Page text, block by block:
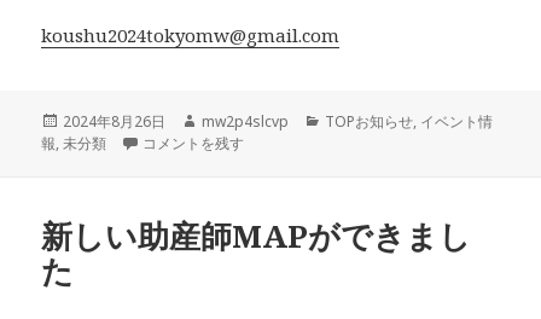
koushu2024tokyomw@gmail.com
投
稿
2024年8月26日
作
成
mw2p4slcvp
カ
TOPお知らせ, イベント情
報,未分類 2024年度 「助産師教育指導講習会」当日のお問合せ先につ
コメントを残す
新しい助産師MAPができまし
た